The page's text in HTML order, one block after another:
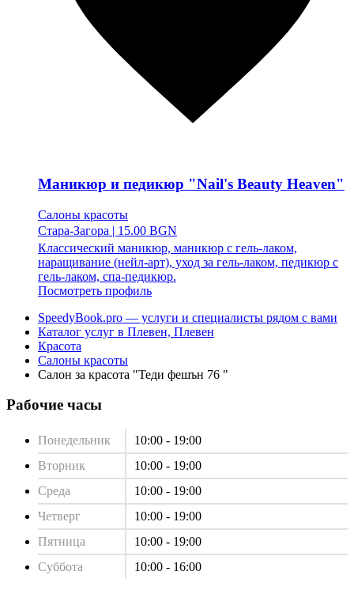
Маникюр и педикюр "Nail's Beauty Heaven"
Салоны красоты
Стара-Загора | 15.00 BGN
Классический маникюр, маникюр с гель-лаком,
наращивание (нейл-арт), уход за гель-лаком, педикюр с
гель-лаком, спа-педикюр.
Посмотреть профиль
SpeedyBook.pro — услуги и специалисты рядом с вами
Каталог услуг в Плевен, Плевен
Красота
Салоны красоты
Салон за красота "Теди фешън 76 "
Рабочие часы
Понедельник
10:00 - 19:00
Вторник
10:00 - 19:00
Среда
10:00 - 19:00
Четверг
10:00 - 19:00
Пятница
10:00 - 19:00
Суббота
10:00 - 16:00